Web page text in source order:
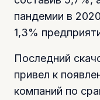
пандемии в
1,3%
Последний
привел к
компаний по